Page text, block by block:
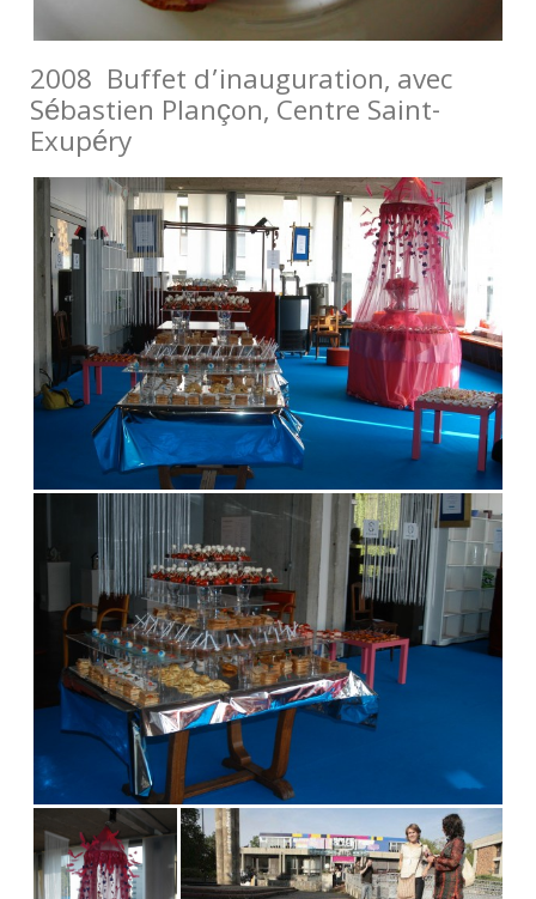
2008 Buffet d’inauguration, avec
Sébastien Plançon, Centre Saint-
Exupéry